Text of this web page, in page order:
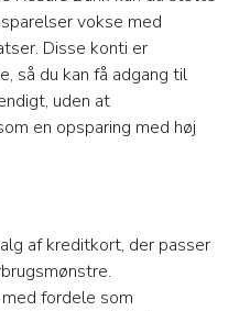
vokse med
Disse konti er
så du kan få adgang til
uden at
en opsparing med høj
af kreditkort, der passer
fordele som